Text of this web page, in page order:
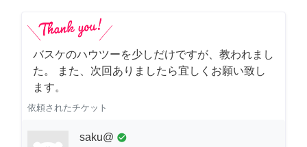
バスケのハウツーを少しだけですが、教われまし
た。 また、次回ありましたら宜しくお願い致し
ます。
依頼されたチケット
saku@ check_circle